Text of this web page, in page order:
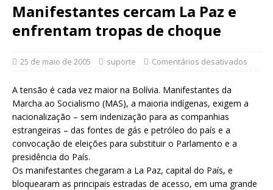
Manifestantes cercam La Paz e
enfrentam tropas de choque
25 de maio de 2005 suporte Comentários desativados
A tensão é cada vez maior na Bolívia. Manifestantes da
Marcha ao Socialismo (MAS), a maioria indígenas, exigem a
nacionalização – sem indenização para as companhias
estrangeiras – das fontes de gás e petróleo do país e a
convocação de eleições para substituir o Parlamento e a
presidência do País.
Os manifestantes chegaram a La Paz, capital do País, e
bloquearam as principais estradas de acesso, em uma grande